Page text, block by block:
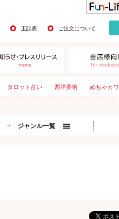
正誤表 ご注文について
タロット占い 西洋美術 めちゃカワ
ジャンル一覧